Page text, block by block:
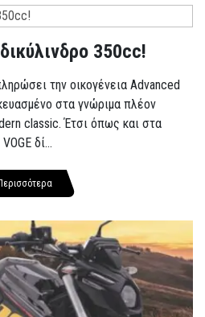
350cc!
την οικογένεια Advanced
στα γνώριμα πλέον
classic. Έτσι όπως και στα
δί...
Περισσότερα